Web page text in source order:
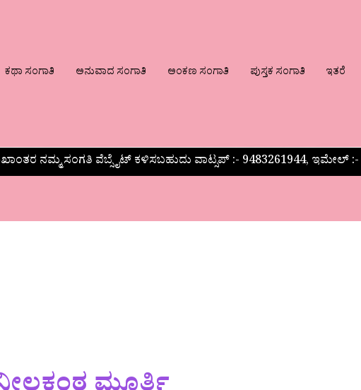
ಕಥಾ ಸಂಗಾತಿ ಅನುವಾದ ಸಂಗಾತಿ ಅಂಕಣ ಸಂಗಾತಿ ಪುಸ್ತಕ ಸಂಗಾತಿ ಇತರೆ
ನಮ್ಮ ಸಂಗತಿ ವೆಬ್ಸೈಟ್ ಕಳಿಸಬಹುದು ವಾಟ್ಸಪ್‌ :- 9483261944, ಇಮೇಲ್